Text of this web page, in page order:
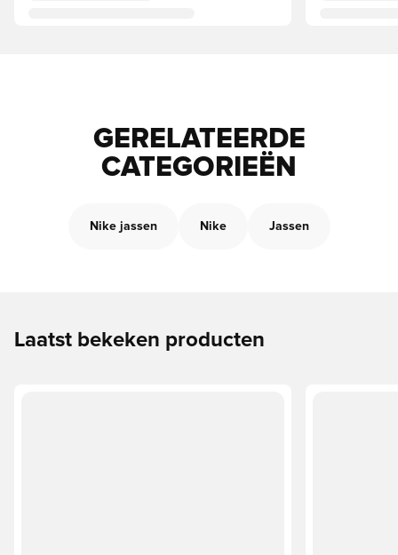
GERELATEERDE
CATEGORIEËN
Nike jassen Nike Jassen
Laatst bekeken producten